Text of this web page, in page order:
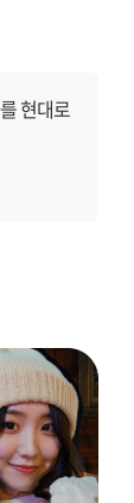
현대로